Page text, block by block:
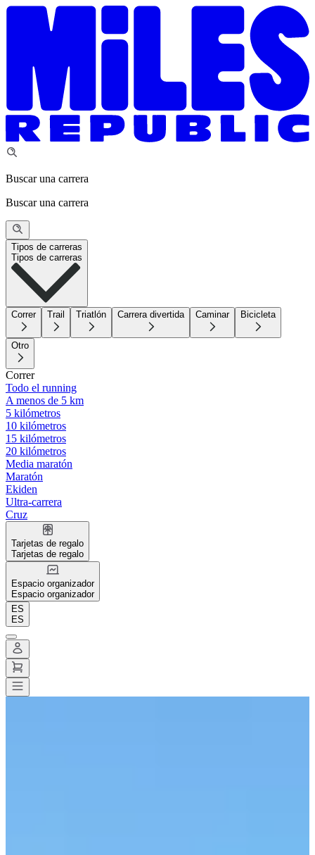
Buscar una carrera
Buscar una carrera
Tipos de carreras
Tipos de carreras
Correr Trail Triatlón Carrera divertida Caminar Bicicleta
Otro
Correr
Todo el running
A menos de 5 km
5 kilómetros
10 kilómetros
15 kilómetros
20 kilómetros
Media maratón
Maratón
Ekiden
Ultra-carrera
Cruz
Tarjetas de regalo
Tarjetas de regalo
Espacio organizador
Espacio organizador
ES
ES